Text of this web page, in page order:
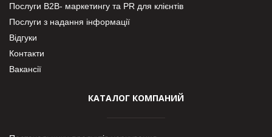
Послуги В2В- маркетингу та PR для клієнтів
Послуги з надання інформації
Відгуки
Контакти
Вакансії
КАТАЛОГ КОМПАНИЙ